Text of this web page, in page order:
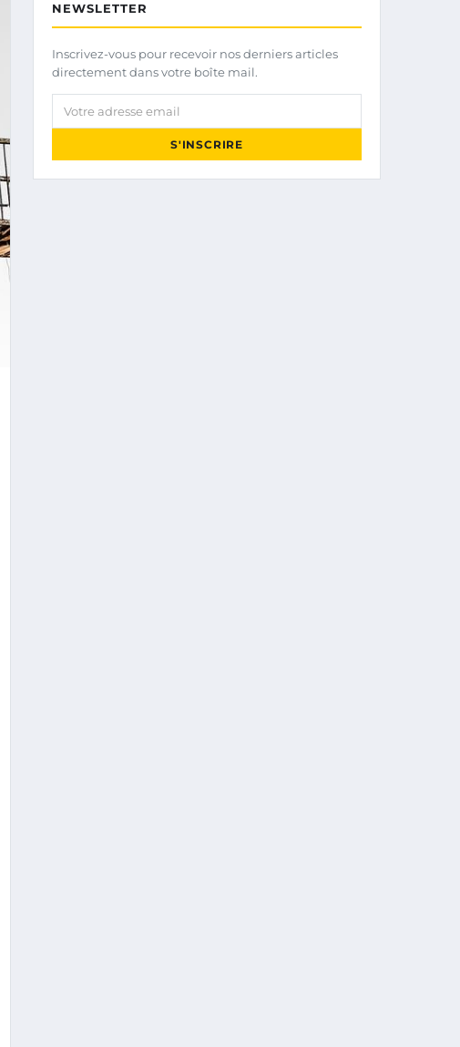
NEWSLETTER
Inscrivez-vous pour recevoir nos derniers articles
directement dans votre boîte mail.
Votre adresse email
S'INSCRIRE